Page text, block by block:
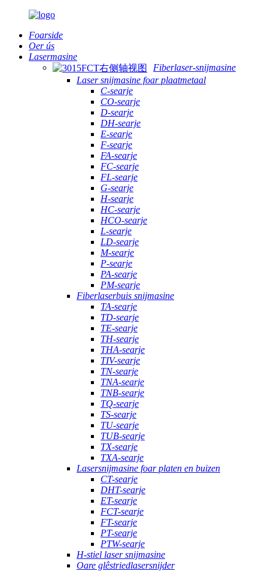
Foarside
Oer ús
Lasermasine
Fiberlaser-snijmasine
Laser snijmasine foar plaatmetaal
C-searje
CO-searje
D-searje
DH-searje
E-searje
F-searje
FA-searje
FC-searje
FL-searje
G-searje
H-searje
HC-searje
HCO-searje
L-searje
LD-searje
M-searje
P-searje
PA-searje
PM-searje
Fiberlaserbuis snijmasine
TA-searje
TD-searje
TE-searje
TH-searje
THA-searje
TIV-searje
TN-searje
TNA-searje
TNB-searje
TQ-searje
TS-searje
TU-searje
TUB-searje
TX-searje
TXA-searje
Lasersnijmasine foar platen en buizen
CT-searje
DHT-searje
ET-searje
FCT-searje
FT-searje
PT-searje
PTW-searje
H-stiel laser snijmasine
Oare glêstriedlasersnijder